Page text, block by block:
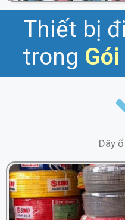
Thiết bị
trong Gói
Dây